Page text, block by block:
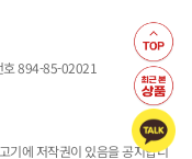
호 894-85-02021
기에 저작권이 있음을 공지합니